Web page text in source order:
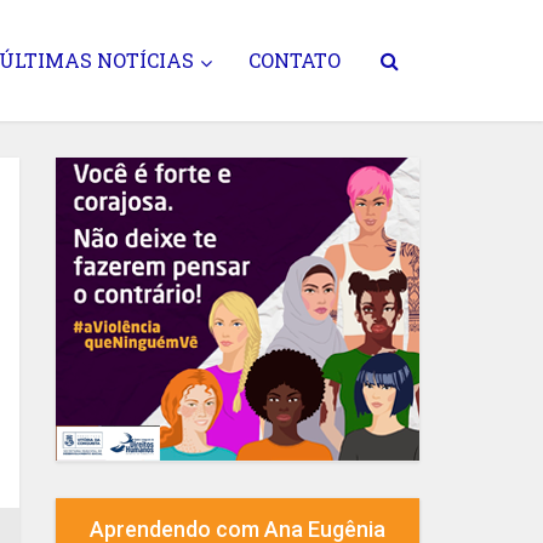
ÚLTIMAS NOTÍCIAS CONTATO
Aprendendo com Ana Eugênia